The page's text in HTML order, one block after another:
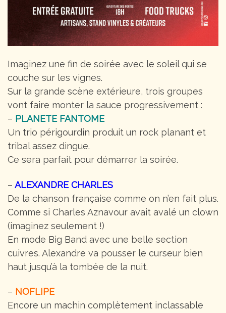
Imaginez une fin de soirée avec le soleil qui se
couche sur les vignes.
Sur la grande scène extérieure, trois groupes
vont faire monter la sauce progressivement :
– PLANETE FANTOME
Un trio périgourdin produit un rock planant et
tribal assez dingue.
Ce sera parfait pour démarrer la soirée.
– ALEXANDRE CHARLES
De la chanson française comme on n’en fait plus.
Comme si Charles Aznavour avait avalé un clown
(imaginez seulement !)
En mode Big Band avec une belle section
cuivres. Alexandre va pousser le curseur bien
haut jusqu’à la tombée de la nuit.
– NOFLIPE
Encore un machin complètement inclassable